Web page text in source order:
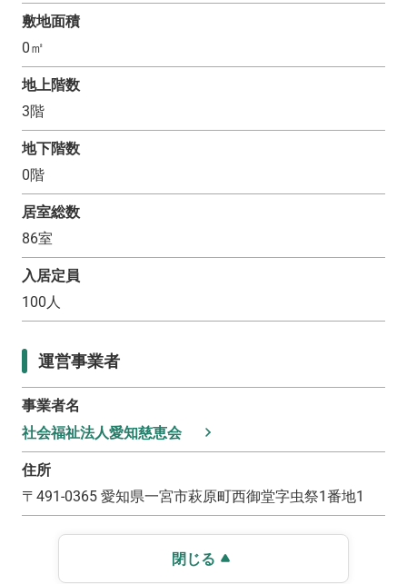
敷地面積
0㎡
地上階数
3階
地下階数
0階
居室総数
86室
入居定員
100人
運営事業者
事業者名
社会福祉法人愛知慈恵会
住所
〒 491-0365 愛知県一宮市萩原町西御堂字虫祭1番地1
閉じる